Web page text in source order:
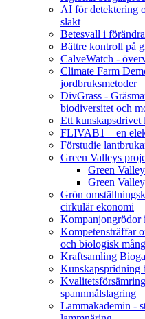
AI för detektering
slakt
Betesvall i
Bättre kontroll på
CalveWatch -
Climate Farm
jordbruksmetoder
DivGrass -
biodiversitet och
Ett kunskapsdrivet
FLIVAB1 – en
Förstudie
Green Valleys
Green
Green
Grön
cirkulär ekonomi
Kompanjongrödor
Kompetensträffar
och biologisk
Kraftsamling
Kunskapspridning
spannmålslagring
Lammakademin -